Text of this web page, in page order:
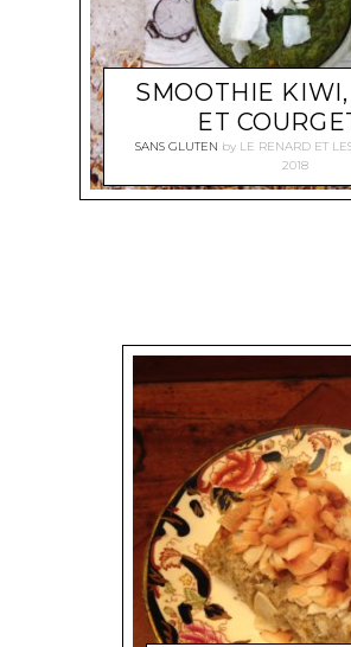
SMOOTHIE
ET
SANS GLUTEN by LE RENARD ET
2018